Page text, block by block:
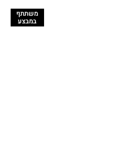
משתתף
במבצע